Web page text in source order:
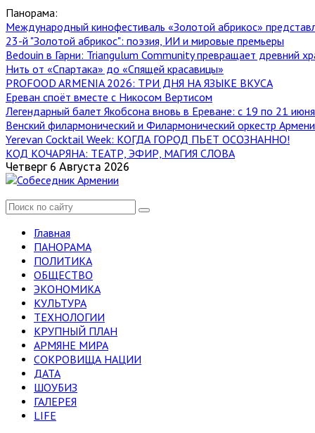
Панорама:
Международный кинофестиваль «Золотой абрикос»
23-й "Золотой абрикос": поэзия, ИИ и мировые премьеры
Bedouin в Гарни: Triangulum Community превращает древний
Нить от «Спартака» до «Спящей красавицы»
PROFOOD ARMENIA 2026: ТРИ ДНЯ НА ЯЗЫКЕ ВКУСА
Ереван споёт вместе с Никосом Вертисом
Легендарный балет Якобсона вновь в Ереване: с 19 по 21
Венский филармонический и Филармонический оркестр
Yerevan Cocktail Week: КОГДА ГОРОД ПЬЕТ ОСОЗНАННО!
КОД КОЧАРЯНА: ТЕАТР, ЭФИР, МАГИЯ СЛОВА
Четверг 6 Августа 2026
Главная
ПАНОРАМА
ПОЛИТИКА
ОБЩЕСТВО
ЭКОНОМИКА
КУЛЬТУРА
ТЕХНОЛОГИИ
КРУПНЫЙ ПЛАН
АРМЯНЕ МИРА
СОКРОВИЩА НАЦИИ
ДАТА
ШОУБИЗ
ГАЛЕРЕЯ
LIFE